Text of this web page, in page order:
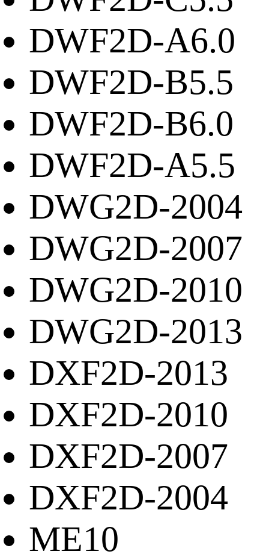
DWF2D-A6.0
DWF2D-B5.5
DWF2D-B6.0
DWF2D-A5.5
DWG2D-2004
DWG2D-2007
DWG2D-2010
DWG2D-2013
DXF2D-2013
DXF2D-2010
DXF2D-2007
DXF2D-2004
ME10